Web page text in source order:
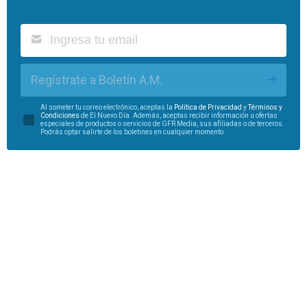
Regístrate a Boletín A.M.
Al someter tu correo electrónico, aceptas la Política de Privacidad yTérminos y
Condiciones de El Nuevo Día. Además, aceptas recibir información u ofertas
especiales de productos o servicios de GFR Media, sus afiliadas o de terceros.
Podrás optar salirte de los boletines en cualquier momento.